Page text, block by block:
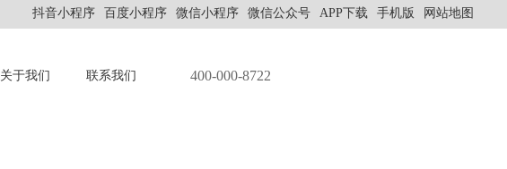
抖音小程序 百度小程序 微信小程序 微信公众号 APP下载 手机版 网站地图
关于我们 联系我们 400-000-8722